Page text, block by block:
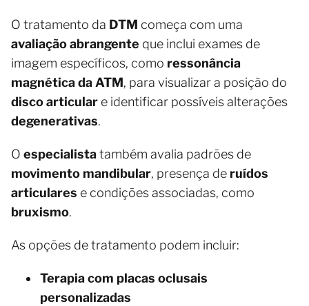
O tratamento da DTM começa com uma
avaliação abrangente que inclui exames de
imagem específicos, como ressonância
magnética da ATM, para visualizar a posição do
disco articular e identificar possíveis alterações
degenerativas.
O especialistatambém avalia padrões de
movimento mandibular, presença de ruídos
articulares e condições associadas, como
bruxismo.
As opções de tratamento podem incluir:
Terapia com placas oclusais
personalizadas